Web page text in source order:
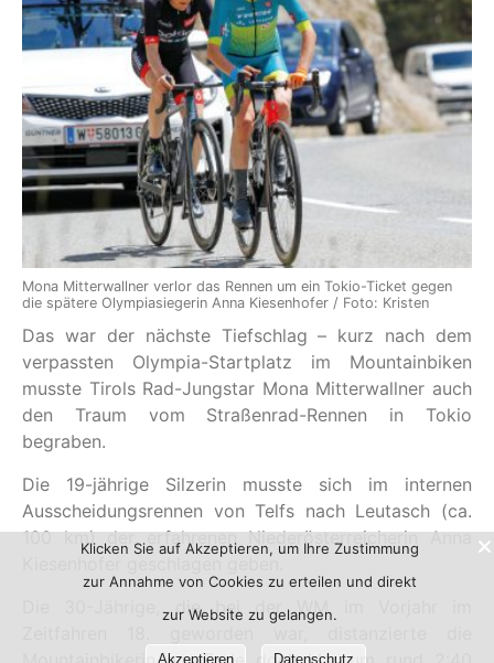
Mona Mitterwallner verlor das Rennen um ein Tokio-Ticket gegen
die spätere Olympiasiegerin Anna Kiesenhofer / Foto: Kristen
Das war der nächste Tiefschlag – kurz nach dem
verpassten Olympia-Startplatz im Mountainbiken
musste Tirols Rad-Jungstar Mona Mitterwallner auch
den Traum vom Straßenrad-Rennen in Tokio
begraben.
Die 19-jährige Silzerin musste sich im internen
Ausscheidungsrennen von Telfs nach Leutasch (ca.
100 km) der erfahrenen Niederösterreicherin Anna
Kiesenhofer geschlagen geben.
Die 30-Jährige, die bei der WM im Vorjahr im
Klicken Sie auf Akzeptieren, um Ihre Zustimmung
zur Annahme von Cookies zu erteilen und direkt
zur Website zu gelangen.
Akzeptieren Datenschutz